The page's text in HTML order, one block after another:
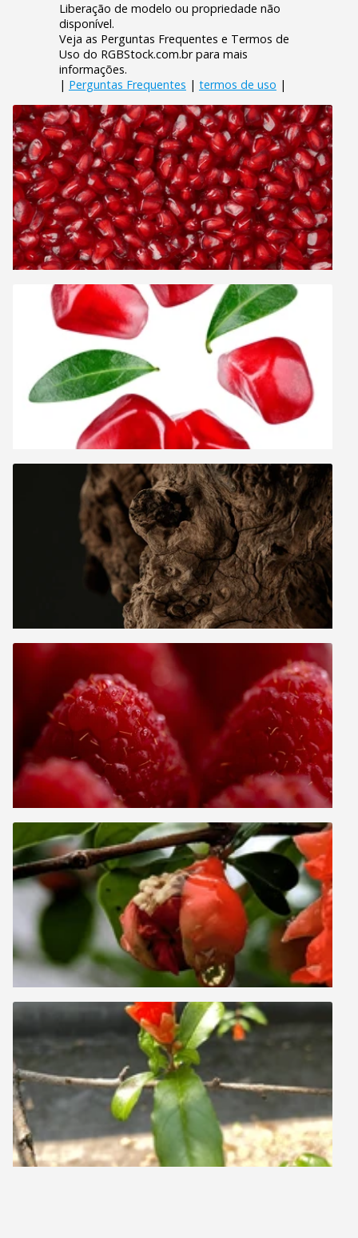
Liberação de modelo ou propriedade não
disponível.
Veja as Perguntas Frequentes e Termos de
Uso do RGBStock.com.br para mais
informações.
| Perguntas Frequentes | termos de uso |